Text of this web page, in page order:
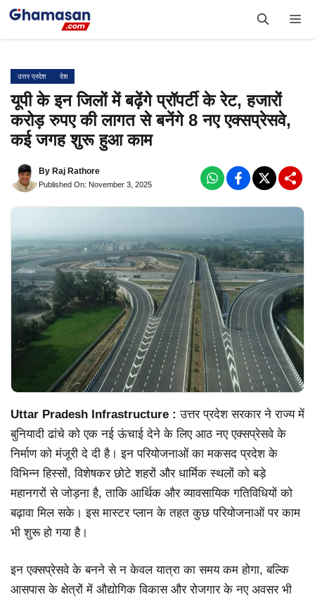
Skip
उत्तर प्रदेश देश
यूपी के इन जिलों में बढ़ेंगे प्रॉपर्टी के रेट, हजारों
करोड़ रुपए की लागत से बनेंगे 8 नए एक्सप्रेसवे,
कई जगह शुरू हुआ काम
By Raj Rathore
Published On: November 3, 2025
Uttar Pradesh Infrastructure : उत्तर प्रदेश सरकार ने राज्य में
बुनियादी ढांचे को एक नई ऊंचाई देने के लिए आठ नए एक्सप्रेसवे के
निर्माण को मंजूरी दे दी है। इन परियोजनाओं का मकसद प्रदेश के
विभिन्न हिस्सों, विशेषकर छोटे शहरों और धार्मिक स्थलों को बड़े
महानगरों से जोड़ना है, ताकि आर्थिक और व्यावसायिक गतिविधियों को
बढ़ावा मिल सके। इस मास्टर प्लान के तहत कुछ परियोजनाओं पर काम
भी शुरू हो गया है।
इन एक्सप्रेसवे के बनने से न केवल यात्रा का समय कम होगा, बल्कि
आसपास के क्षेत्रों में औद्योगिक विकास और रोजगार के नए अवसर भी